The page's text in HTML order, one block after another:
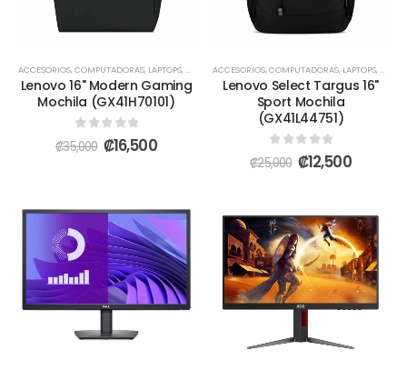
ACCESORIOS,COMPUTADORAS, LAPTOPS,MOCHILAS Y MALETAS,MONITORES
Lenovo 16" Modern Gaming
Mochila (GX41H70101)
0out of 5
₡35,000 ₡16,500
ACCESORIOS,COMPUTADORAS, LAPTOPS,
Lenovo Select Targus 16"
Sport Mochila
(GX41L44751)
0out of 5
₡25,000 ₡12,500